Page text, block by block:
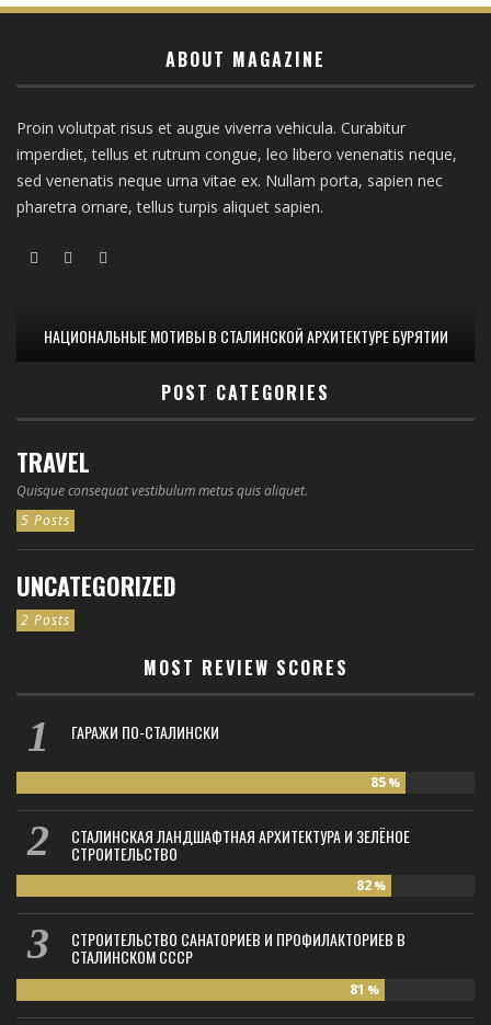
ABOUT MAGAZINE
Proin volutpat risus et augue viverra vehicula. Curabitur
imperdiet, tellus et rutrum congue, leo libero venenatis neque,
sed venenatis neque urna vitae ex. Nullam porta, sapien nec
pharetra ornare, tellus turpis aliquet sapien.
НАЦИОНАЛЬНЫЕ МОТИВЫ В СТАЛИНСКОЙ АРХИТЕКТУРЕ БУРЯТИИ
POST CATEGORIES
TRAVEL
Quisque consequat vestibulum metus quis aliquet.
5 Posts
UNCATEGORIZED
2 Posts
MOST REVIEW SCORES
ГАРАЖИ ПО-СТАЛИНСКИ
85 %
СТАЛИНСКАЯ ЛАНДШАФТНАЯ АРХИТЕКТУРА И ЗЕЛЁНОЕ
СТРОИТЕЛЬСТВО
82 %
СТРОИТЕЛЬСТВО САНАТОРИЕВ И ПРОФИЛАКТОРИЕВ В
СТАЛИНСКОМ СССР
81 %